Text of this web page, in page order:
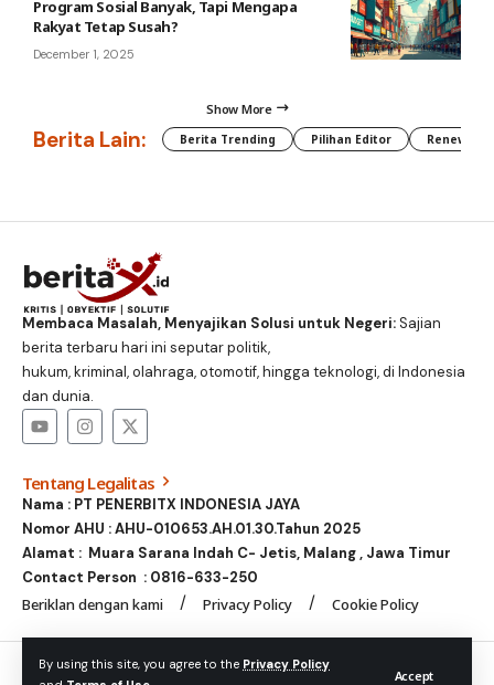
By using this site, you agree to the Privacy Policy
Accept
Program Sosial Banyak, Tapi Mengapa
Rakyat Tetap Susah?
December 1, 2025
Show More
Berita Lain: Berita Trending Pilihan Editor
Membaca Masalah, Menyajikan Solusi untuk Negeri:Sajian
berita terbaru hari ini seputar politik,
hukum, kriminal, olahraga, otomotif, hingga teknologi, di Indonesia
dan dunia.
Tentang Legalitas
Nama : PT PENERBITX INDONESIA JAYA
Nomor AHU : AHU-010653.AH.01.30.Tahun 2025
Alamat : Muara Sarana Indah C- Jetis, Malang , Jawa Timur
Contact Person : 0816-633-250
Beriklan dengan kami Privacy Policy Cookie Policy
© Foxiz News Network. Ruby Design Company. All Rights